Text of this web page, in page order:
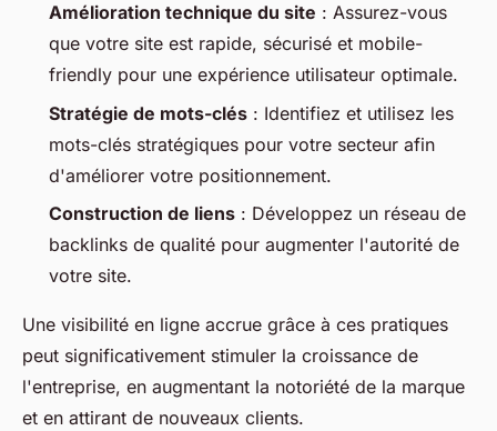
Amélioration technique du site : Assurez-vous
que votre site est rapide, sécurisé et mobile-
friendly pour une expérience utilisateur optimale.
Stratégie de mots-clés : Identifiez et utilisez les
mots-clés stratégiques pour votre secteur afin
d'améliorer votre positionnement.
Construction de liens : Développez un réseau de
backlinks de qualité pour augmenter l'autorité de
votre site.
Une visibilité en ligne accrue grâce à ces pratiques
peut significativement stimuler la croissance de
l'entreprise, en augmentant la notoriété de la marque
et en attirant de nouveaux clients.